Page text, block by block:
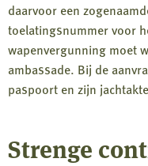
daarvoor een
toelatingsnummer voor
wapenvergunning moet
ambassade. Bij de
paspoort en zijn
Strenge